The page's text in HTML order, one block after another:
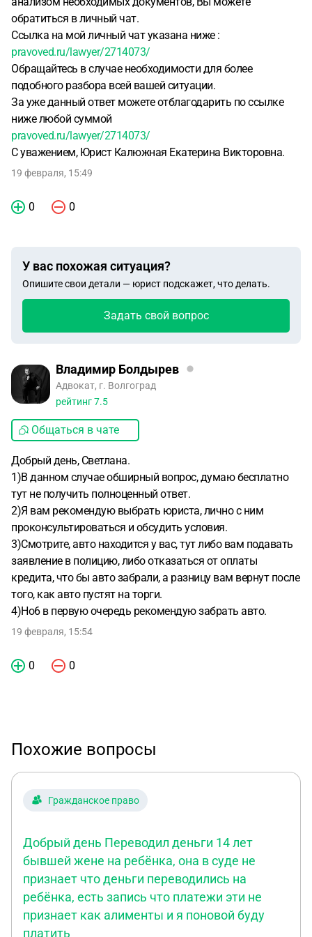
обратиться в личный чат.
Ссылка на мой личный чат указана ниже :
pravoved.ru/lawyer/2714073/
Обращайтесь в случае необходимости для более
подобного разбора всей вашей ситуации.
За уже данный ответ можете отблагодарить по ссылке
ниже любой суммой
pravoved.ru/lawyer/2714073/
С уважением, Юрист Калюжная Екатерина Викторовна.
19 февраля, 15:49
0 0
У вас похожая ситуация?
Опишите свои детали — юрист подскажет, что делать.
Задать свой вопрос
Владимир Болдырев
Адвокат, г. Волгоград
рейтинг7.5
Общаться в чате
Добрый день, Светлана.
1)В данном случае обширный вопрос, думаю бесплатно
тут не получить полноценный ответ.
2)Я вам рекомендую выбрать юриста, лично с ним
проконсультироваться и обсудить условия.
3)Смотрите, авто находится у вас, тут либо вам подавать
заявление в полицию, либо отказаться от оплаты
кредита, что бы авто забрали, а разницу вам вернут после
того, как авто пустят на торги.
4)Но6 в первую очередь рекомендую забрать авто.
19 февраля, 15:54
0 0
Похожие вопросы
Гражданское право
Добрый день Переводил деньги 14 лет
бывшей жене на ребёнка, она в суде не
признает что деньги переводились на
ребёнка, есть запись что платежи эти не
признает как алименты и я поновой буду
платить